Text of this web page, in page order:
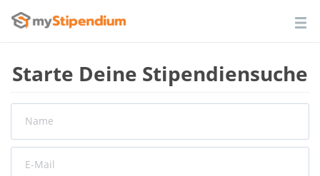
Starte Deine Stipendiensuche
Name
E-Mail